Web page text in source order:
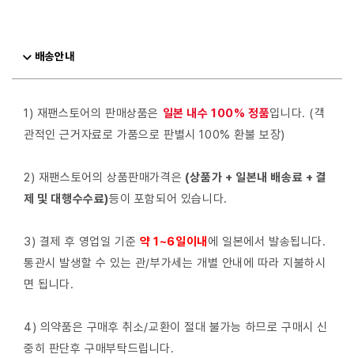
배송안내
1) 재팬스토어의 판매상품은 일본 내수 100% 정품입니다. (객
관적인 근거자료로 가품으로 판별시 100% 환불 보장)
2) 재팬스토어의 상품판매가격은 (상품가 + 일본내 배송료 + 결
제 및 대행수수료)등이 포함되어 있습니다.
3) 결제 후 영업일 기준 약 1~6일이내 에 일본에서 발송됩니다.
통관시 발생할 수 있는 관/부가세는 개별 안내에 따라 지불하시
면 됩니다.
4) 의약품은 구매후 취소/교환이 절대 불가능 하므로 구매시 신
중히 판단후 구매부탁드립니다.